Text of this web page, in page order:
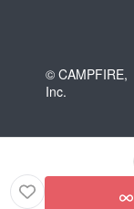
© CAMPFIRE,
Inc.